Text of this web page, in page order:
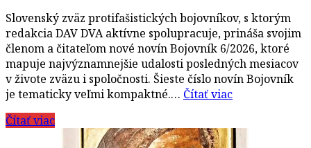
Slovenský zväz protifašistických bojovníkov, s ktorým
redakcia DAV DVA aktívne spolupracuje, prináša svojim
členom a čitateľom nové novín Bojovník 6/2026, ktoré
mapuje najvýznamnejšie udalosti posledných mesiacov
v živote zväzu i spoločnosti. Šieste číslo novín Bojovník
je tematicky veľmi kompaktné.… Čítať viac
Čítať viac